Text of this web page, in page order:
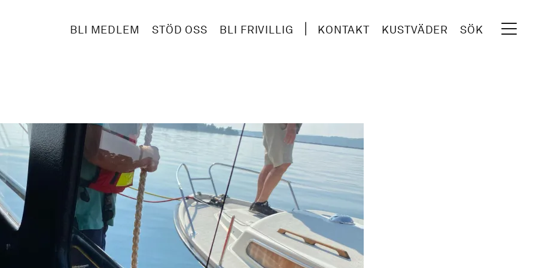
BLI MEDLEM STÖD OSS BLI FRIVILLIG KONTAKT KUSTVÄDER SÖK